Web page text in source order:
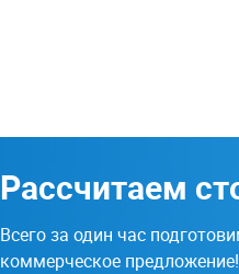
Рассчитаем
Всего за один час
коммерческое предложение!